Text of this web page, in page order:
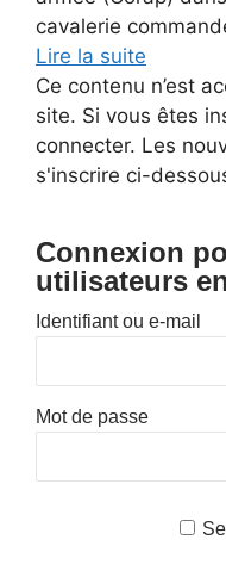
cavalerie
Lire la suite
Ce contenu n’est
site. Si vous êtes
connecter. Les
s'inscrire ci-
Connexion
utilisateurs
Identifiant ou e-mail
Mot de passe